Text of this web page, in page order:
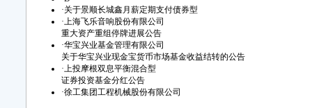
·关于景顺长城鑫月薪定期支付债券型
·上海飞乐音响股份有限公司
重大资产重组停牌进展公告
·华宝兴业基金管理有限公司
关于华宝兴业现金宝货币市场基金收益结转的公告
·上投摩根双息平衡混合型
证券投资基金分红公告
·徐工集团工程机械股份有限公司